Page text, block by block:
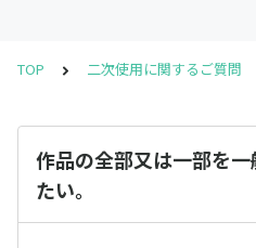
TOP 二次使用に関するご質問
作品の全部又は一部を
たい。